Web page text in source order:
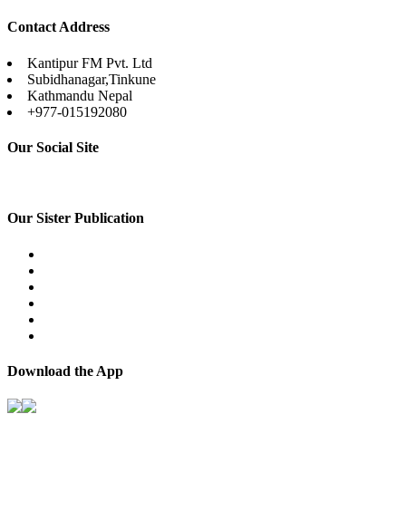
Contact Address
Kantipur FM Pvt. Ltd
Subidhanagar,Tinkune
Kathmandu Nepal
+977-015192080
Our Social Site
Our Sister Publication
Download the App